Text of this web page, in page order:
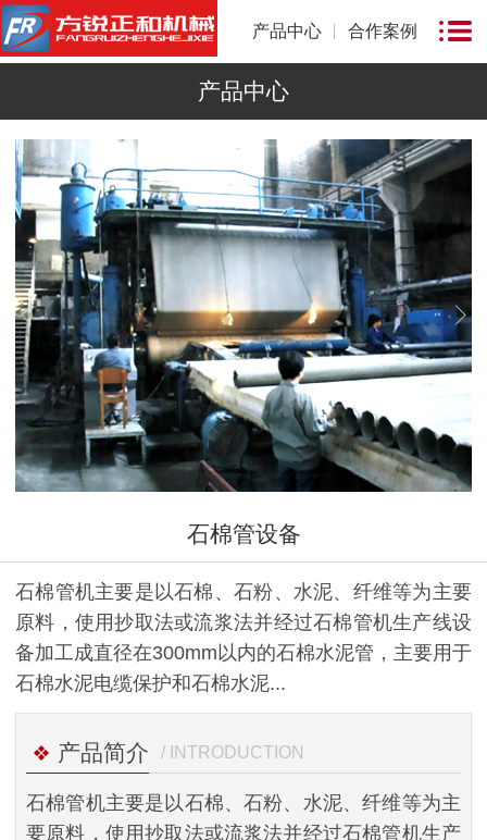
产品中心 合作案例
产品中心
石棉管设备
石棉管机主要是以石棉、石粉、水泥、纤维等为主要
原料，使用抄取法或流浆法并经过石棉管机生产线设
备加工成直径在300mm以内的石棉水泥管，主要用于
石棉水泥电缆保护和石棉水泥...
产品简介 / INTRODUCTION
石棉管机主要是以石棉、石粉、水泥、纤维等为主
要原料，使用抄取法或流浆法并经过石棉管机生产